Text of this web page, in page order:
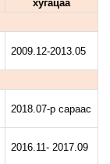
хугацаа
2009.12-2013.05
2018.07-р сараас
2016.11- 2017.09